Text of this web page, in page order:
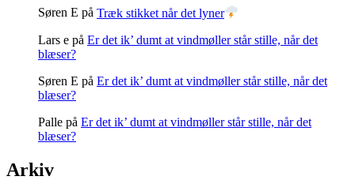
Søren E på Træk stikket når det lyner
Lars e på Er det ik’ dumt at vindmøller står stille, når det
blæser?
Søren E på Er det ik’ dumt at vindmøller står stille, når det
blæser?
Palle på Er det ik’ dumt at vindmøller står stille, når det
blæser?
Arkiv